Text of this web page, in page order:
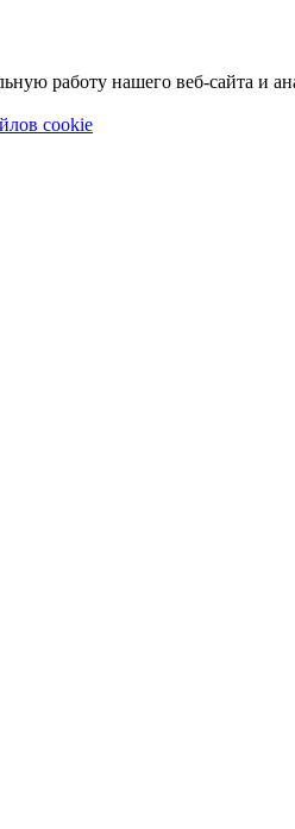
работу нашего веб-сайта и
cookie